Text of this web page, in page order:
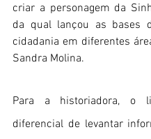
criar a personagem da
da qual lançou as bases
cidadania em diferentes
Sandra Molina.
Para a historiadora, o
diferencial de levantar